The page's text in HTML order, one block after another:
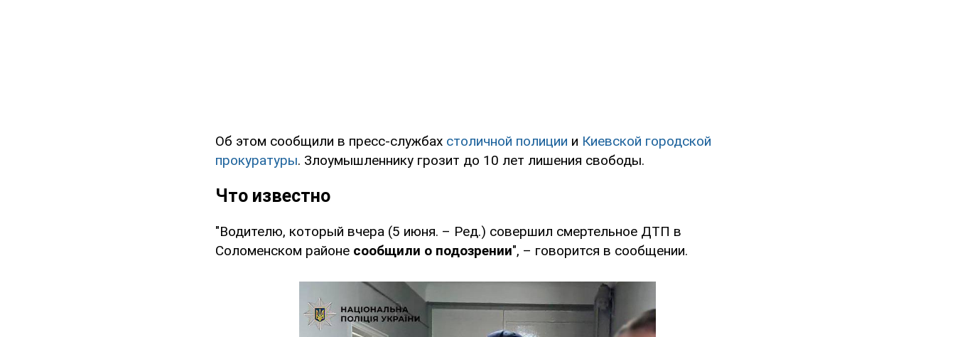
Об этом сообщили в пресс-службах столичной полиции и Киевской городской
прокуратуры. Злоумышленнику грозит до 10 лет лишения свободы.
Что известно
"Водителю, который вчера (5 июня. – Ред.) совершил смертельное ДТП в
Соломенском районе сообщили о подозрении", – говорится в сообщении.